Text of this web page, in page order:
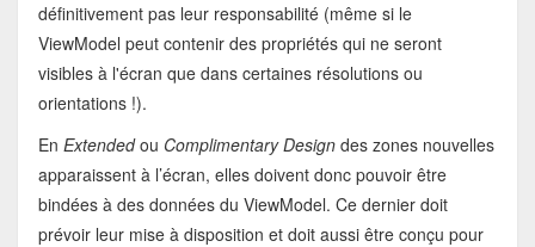
définitivement pas leur responsabilité (même si le
ViewModel peut contenir des propriétés qui ne seront
visibles à l'écran que dans certaines résolutions ou
orientations !).
En Extendedou Complimentary Designdes zones nouvelles
apparaissent à l’écran, elles doivent donc pouvoir être
bindées à des données du ViewModel. Ce dernier doit
prévoir leur mise à disposition et doit aussi être conçu pour